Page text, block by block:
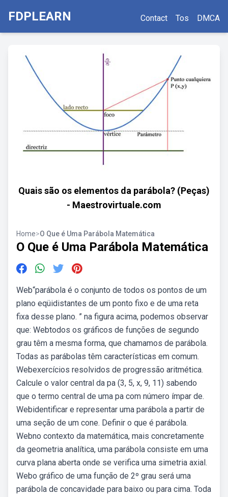
FDPLEARN Contact Tos DMCA
Quais são os elementos da parábola? (Peças)
- Maestrovirtuale.com
Home>O Que é Uma Parábola Matemática
O Que é Uma Parábola Matemática
Web“parábola é o conjunto de todos os pontos de um
plano eqüidistantes de um ponto fixo e de uma reta
fixa desse plano. ” na figura acima, podemos observar
que: Webtodos os gráficos de funções de segundo
grau têm a mesma forma, que chamamos de parábola.
Todas as parábolas têm características em comum.
Webexercícios resolvidos de progressão aritmética.
Calcule o valor central da pa (3, 5, x, 9, 11) sabendo
que o termo central de uma pa com número ímpar de.
Webidentificar e representar uma parábola a partir de
uma seção de um cone. Definir o que é parábola.
Webno contexto da matemática, mais concretamente
da geometria analítica, uma parábola consiste em uma
curva plana aberta onde se verifica uma simetria axial.
Webo gráfico de uma função de 2º grau será uma
parábola de concavidade para baixo ou para cima. Toda